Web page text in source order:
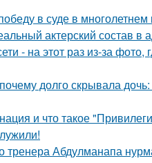
в суде в
актерский состав
- на этот раз из-за
долго скрывала
и что такое
тренера Абдулманапа